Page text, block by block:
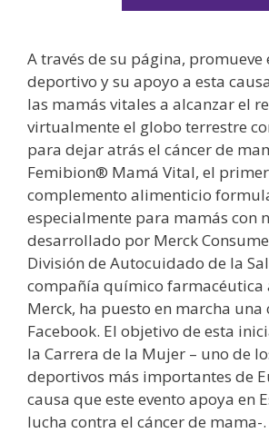
A través de su página, promueve
deportivo y su apoyo a esta
las mamás vitales a alcanzar el
virtualmente el globo terrestre
para dejar atrás el cáncer de
Femibion® Mamá Vital, el
complemento alimenticio
especialmente para mamás con
desarrollado por Merck
División de Autocuidado de la
compañía químico farmacéutica
Merck, ha puesto en marcha una
Facebook. El objetivo de esta
la Carrera de la Mujer – uno de
deportivos más importantes de
causa que este evento apoya en
lucha contra el cáncer de mama-.